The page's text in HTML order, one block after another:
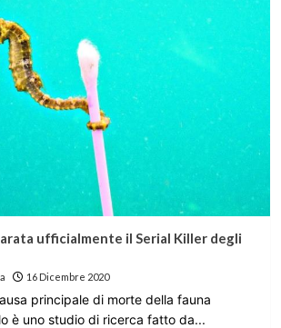
ufficialmente il Serial Killer degli
16 Dicembre 2020
principale di morte della fauna
è uno studio di ricerca fatto da...